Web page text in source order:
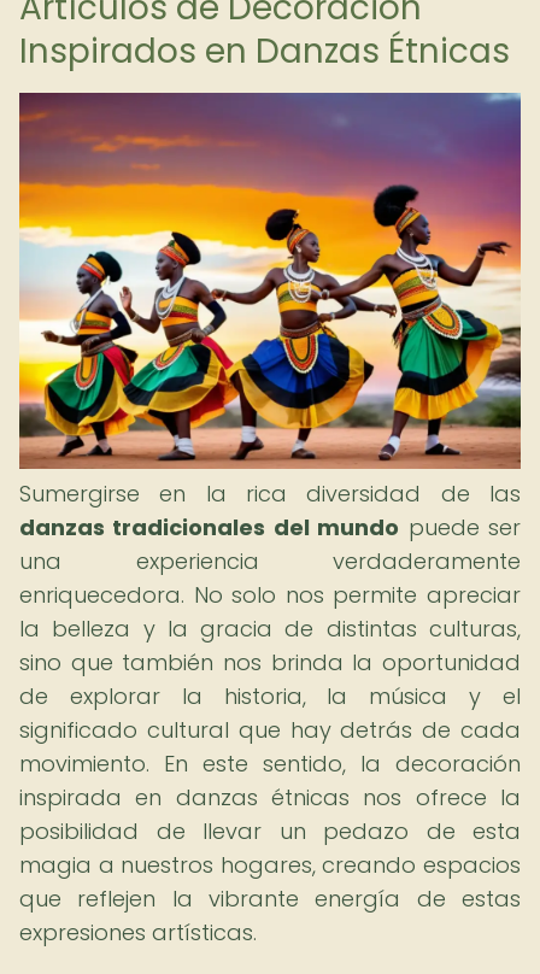
Inspirados en Danzas Étnicas
Sumergirse en la rica diversidad de las
danzas tradicionales del mundo puede ser
una experiencia verdaderamente
enriquecedora. No solo nos permite apreciar
la belleza y la gracia de distintas culturas,
sino que también nos brinda la oportunidad
de explorar la historia, la música y el
significado cultural que hay detrás de cada
movimiento. En este sentido, la decoración
inspirada en danzas étnicas nos ofrece la
posibilidad de llevar un pedazo de esta
magia a nuestros hogares, creando espacios
que reflejen la vibrante energía de estas
expresiones artísticas.